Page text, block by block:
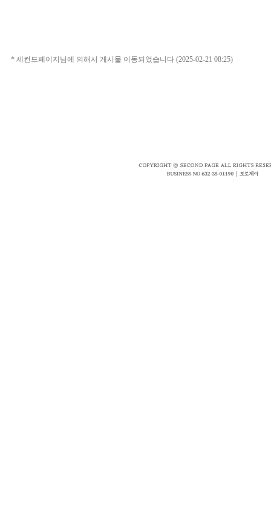
* 세컨드페이지님에 의해서 게시물 이동되었습니다 (2025-02-21 08:25)